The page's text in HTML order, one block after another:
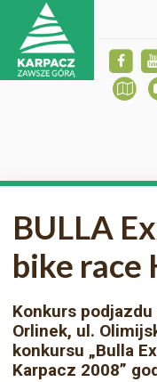
BULLA
bike race
Konkurs
Orlinek, ul.
konkursu „Bulla
Karpacz 2008”